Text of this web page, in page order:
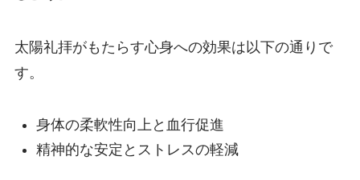
太陽礼拝がもたらす心身への効果は以下の通りで
す。
身体の柔軟性向上と血行促進
精神的な安定とストレスの軽減